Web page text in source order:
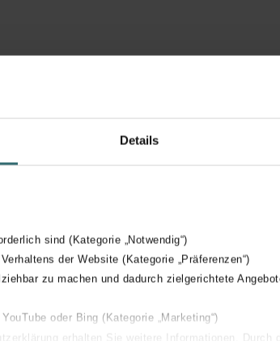
Details
sind (Kategorie „Notwendig“)
der Website (Kategorie „Präferenzen“)
zu machen und dadurch zielgerichtete
oder Bing (Kategorie „Marketing“)
erhalten Sie weitere Informationen. Durch
su construcción compacta y a la variedad de
mantiene la estética de tu espacio
una solución de calefacción